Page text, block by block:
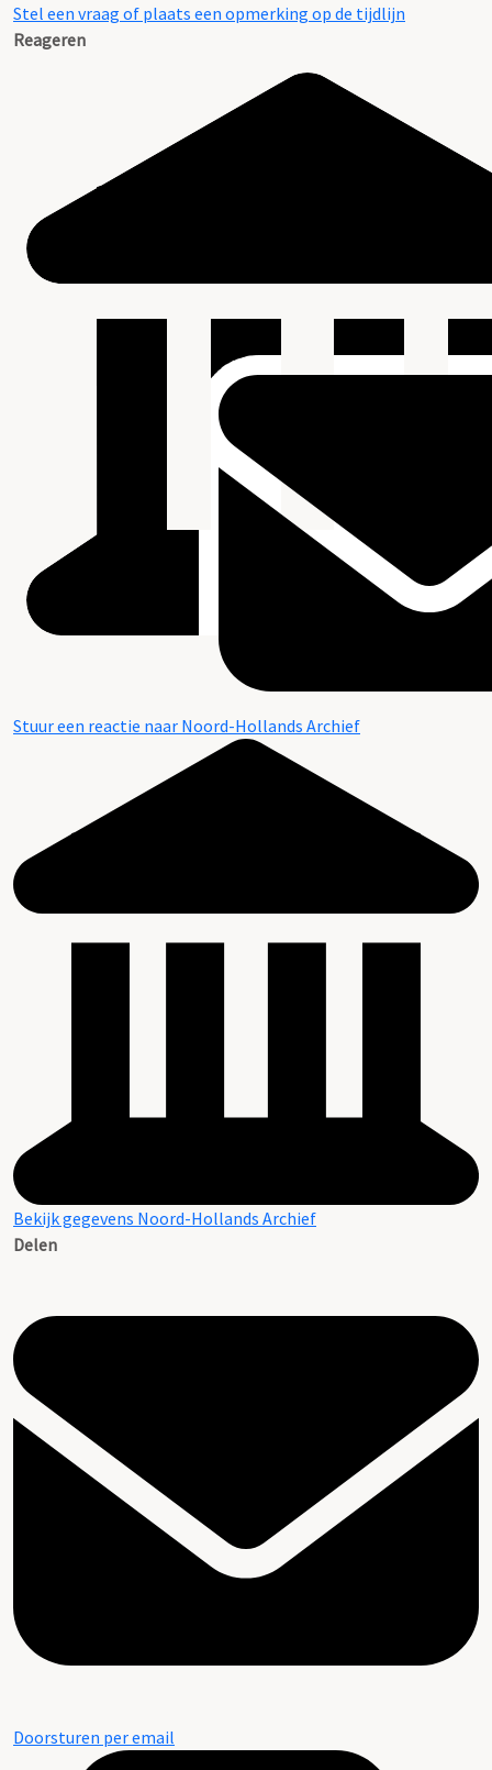
Stel een vraag of plaats een opmerking op de tijdlijn
Reageren
Stuur een reactie naar Noord-Hollands Archief
Bekijk gegevens Noord-Hollands Archief
Delen
Doorsturen per email